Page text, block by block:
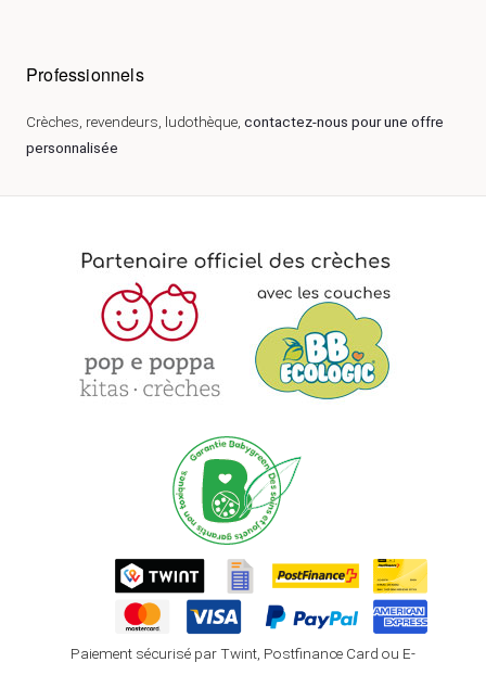
Professionnels
Crèches, revendeurs, ludothèque, contactez-nous pour une offre
personnalisée
Paiement sécurisé par Twint, Postfinance Card ou E-